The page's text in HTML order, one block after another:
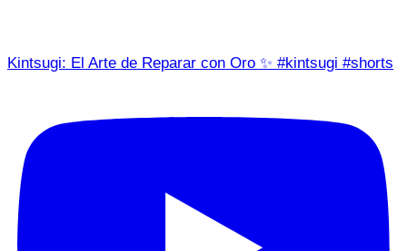
Kintsugi: El Arte de Reparar con Oro ✨ #kintsugi #shorts